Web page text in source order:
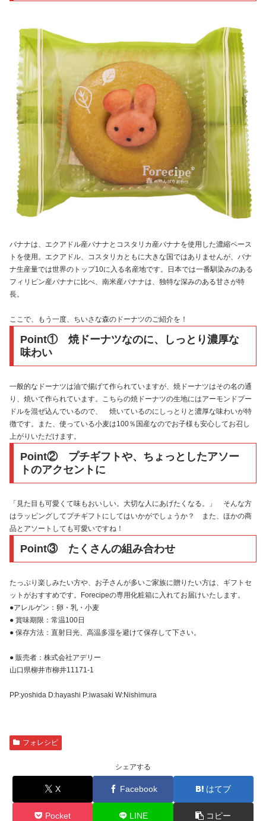
バナナは、エクアドル産バナナとコスタリカ産バナナを使用した濃縮ペース
トを使用。エクアドル、コスタリカともに大きな国ではありませんが、バナ
ナ生産量では世界のトップ10に入る名産地です。日本では一番馴染みのある
フィリピン産バナナに比べ、南米産バナナは、独特な深みのある甘さが特
長。
ここで、もう一度、ちいさな森のドーナツのご紹介を！
Point① 焼ドーナツなのに、しっとり濃厚な
味わい
一般的なドーナツは油で揚げて作られていますが、焼ドーナツはその名の通
り、焼いて作られています。こちらの焼ドーナツの生地にはアーモンドプー
ドルを混ぜ込んでいるので、 焼いているのにしっとりと濃厚な味わいが特
徴です。また、使っている小麦は100％国産なのでお子様も安心してお召し
上がりいただけます。
Point② プチギフトや、ちょっとしたアソー
トのアクセントに
「見た目も可愛くて味もおいしい。大切な人にあげたくなる。」 そんな方
はラッピングしてプチギフトにしてはいかがでしょうか？ また、ほかの商
品とアソートしても可愛いですね！
Point③ たくさんの組み合わせ
たっぷり楽しみたい方や、お子さんが多いご家族に贈りたい方は、ギフトセ
ットがおすすめです。Forecipeの専用化粧箱に入れてお届けいたします。
●アレルゲン：卵・乳・小麦
● 賞味期限：常温100日
● 保存方法：直射日光、高温多湿を避けて保存して下さい。
● 販売者：株式会社アデリー
山口県柳井市柳井11171-1
PP:yoshida D:hayashi P:iwasaki W:Nishimura
フォレシピ
シェアする
X Facebook はてブ
Pocket LINE コピー